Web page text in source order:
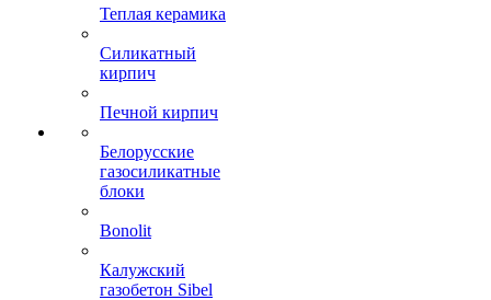
Теплая керамика
Силикатный
кирпич
Печной кирпич
Белорусские
газосиликатные
блоки
Bonolit
Калужский
газобетон Sibel